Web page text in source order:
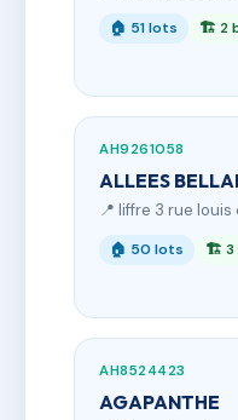
🏠 51 lots 🏗 2
AH9261058
ALLEES
📍 liffre 3 rue
🏠 50 lots 🏗 3
AH8524423
AGAPANTHE